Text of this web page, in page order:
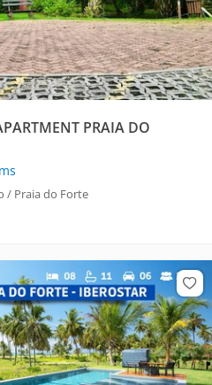
PRAIA DO
/ Praia do Forte